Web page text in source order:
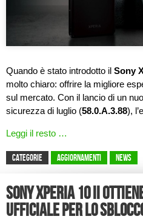
Quando è stato introdotto il Sony
molto chiaro: offrire la migliore
sul mercato. Con il lancio di un
sicurezza di luglio (58.0.A.3.88),
Leggi il resto …
CATEGORIE Aggiornamenti News
Sony Xperia 10 II
ufficiale per lo